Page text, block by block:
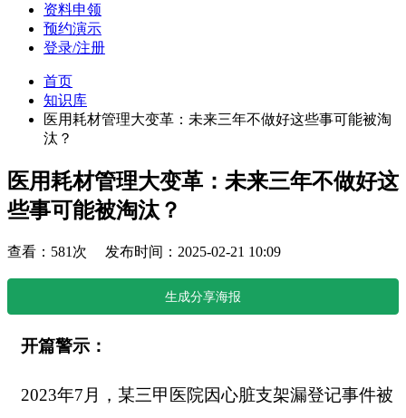
资料申领
预约演示
登录/注册
首页
知识库
医用耗材管理大变革：未来三年不做好这些事可能被淘
汰？
医用耗材管理大变革：未来三年不做好这
些事可能被淘汰？
查看：581次 发布时间：2025-02-21 10:09
生成分享海报
开篇警示：
2023年7月，某三甲医院因心脏支架漏登记事件被